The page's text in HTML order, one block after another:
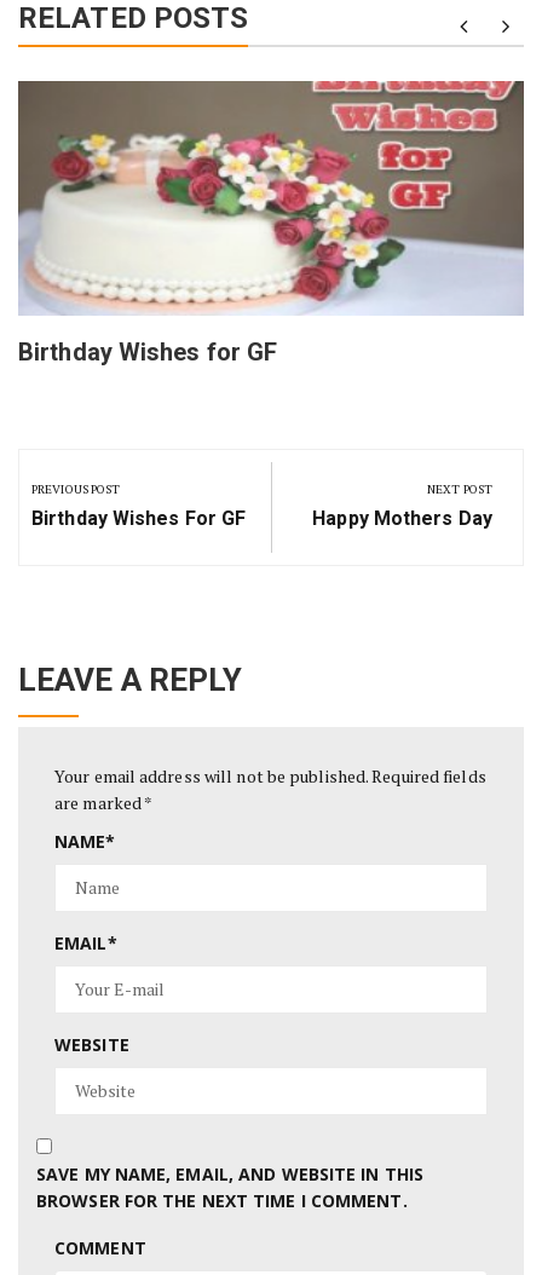
RELATED POSTS
Birthday Wishes for GF
navigation
PREVIOUS POST
Previous
Birthday Wishes For GF
NEXT POST
Next
Happy Mothers Day
LEAVE A REPLY
Your email address will not be published.Required fields
are marked*
NAME*
EMAIL*
WEBSITE
SAVE MY NAME, EMAIL, AND WEBSITE IN THIS
BROWSER FOR THE NEXT TIME I COMMENT.
COMMENT